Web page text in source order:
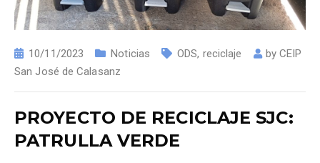
10/11/2023 Noticias ODS, reciclaje by CEIP
San José de Calasanz
PROYECTO DE RECICLAJE SJC:
PATRULLA VERDE